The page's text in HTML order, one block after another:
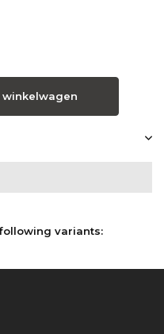
winkelwagen
variants: